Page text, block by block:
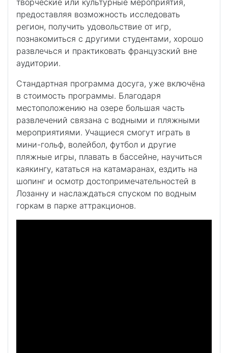
творческие или культурные мероприятия,
предоставляя возможность исследовать
регион, получить удовольствие от игр,
познакомиться с другими студентами, хорошо
развлечься и практиковать французский вне
аудитории.
Стандартная программа досуга, уже включёна
в стоимость программы. Благодаря
местоположению на озере большая часть
развлечений связана с водными и пляжными
мероприятиями. Учащиеся смогут играть в
мини-гольф, волейбол, футбол и другие
пляжные игры, плавать в бассейне, научиться
каякингу, кататься на катамаранах, ездить на
шопинг и осмотр достопримечательностей в
Лозанну и наслаждаться спуском по водным
горкам в парке аттракционов.